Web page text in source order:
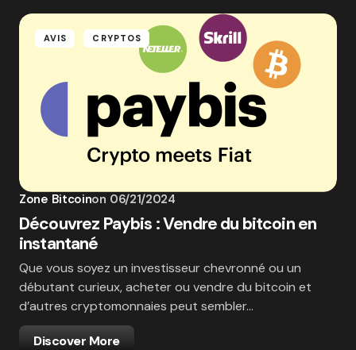
AVIS CRYPTOS
Zone Bitcoinon 06/21/2024
Découvrez Paybis : Vendre du bitcoin en
instantané
Que vous soyez un investisseur chevronné ou un
débutant curieux, acheter ou vendre du bitcoin et
d’autres cryptomonnaies peut sembler…
Discover More